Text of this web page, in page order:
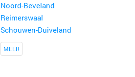
Noord-Beveland
Reimerswaal
Schouwen-Duiveland
MEER